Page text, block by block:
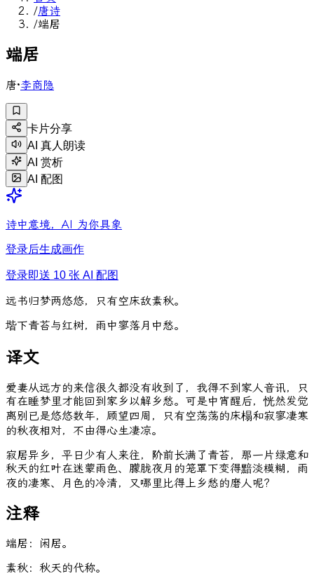
/唐诗
/端居
端居
唐·李商隐
卡片分享
AI 真人朗读
AI 赏析
AI 配图
诗中意境，AI 为你具象
登录后生成画作
登录即送 10 张 AI 配图
远书归梦两悠悠， 只有空床敌素秋。
堦下青苔与红树， 雨 中寥落月 中愁。
译文
爱妻从远方的来信很久都没有收到了，我得不到家人音讯，只
有在睡梦里才能回到家乡以解乡愁。可是中宵醒后，恍然发觉
离别已是悠悠数年，顾望四周，只有空荡荡的床榻和寂寥凄寒
的秋夜相对，不由得心生凄凉。
寂居异乡，平日少有人来往，阶前长满了青苔，那一片绿意和
秋天的红叶在迷蒙雨色、朦胧夜月的笼罩下变得黯淡模糊，雨
夜的凄寒、月色的冷清，又哪里比得上乡愁的磨人呢?
注释
端居：闲居。
素秋：秋天的代称。